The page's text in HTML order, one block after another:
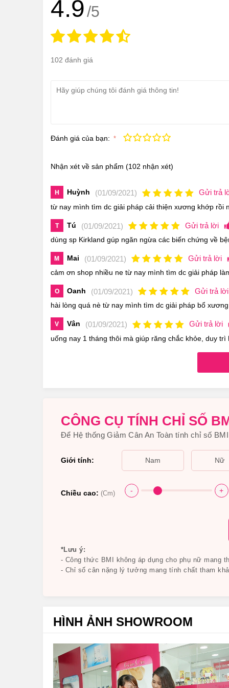
Điểm nổi bật của Kirkland Glucosamine HCL
Kirkland Glucosamine HCL 1500mgđã được
tuyệt đối cho người sử dụng và mang lại nhiều
thế, sản phẩm này hiện đang được ưa chuộng
2.Kirkland Glucosamine HCL 1500mg
Xuất xứ: Mỹ
Quy cách: 375 viên/Hộp
Thành phần chủ yếu của Kirkland
Kirkland Glucosamine HCL 1500mg chỉ đạt
không có tác dụng tương tự trên phần sụn khớp
-1500mg MSM (Methylsulfonylmethane): đây là
kết tinh tự nhiên, ổn định, không mùi, tác dụng
4.9/5
102 đánh giá
Đánh giá của bạn: Tuyệt vời!
Rất tốt
Trung bình
Fair
Kém
Nhận xét về sản phẩm (102 nhận xét)
H Huỳnh (01/09/2021) Gửi trả
từ nay mình tìm dc giải pháp cải thiện xương khớp rồi
T Tú (01/09/2021) Gửi trả lời
dùng sp Kirkland gúp ngăn ngừa các biến chứng về
M Mai (01/09/2021) Gửi trả lời
cảm ơn shop nhiều ne từ nay mình tìm dc giải pháp
O Oanh (01/09/2021) Gửi trả lời
hài lòng quá nè từ nay mình tìm dc giải pháp bổ
V Vân (01/09/2021) Gửi trả lời
uống nay 1 tháng thôi mà giúp răng chắc khỏe, duy trì
CÔNG CỤ TÍNH CHỈ SỐ
Để Hệ thống Giảm Cân An Toàn tính chỉ số
Giới tính: Nam Nữ
Chiều cao: (Cm) - +
*Lưu ý:
- Công thức BMI không áp dụng cho phụ nữ mang
- Chỉ số cân nặng lý tưởng mang tính chất tham
HÌNH ẢNH SHOWROOM